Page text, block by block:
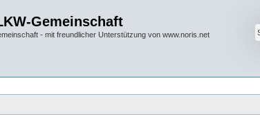
Gemeinschaft
- mit freundlicher Unterstützung von www.noris.net